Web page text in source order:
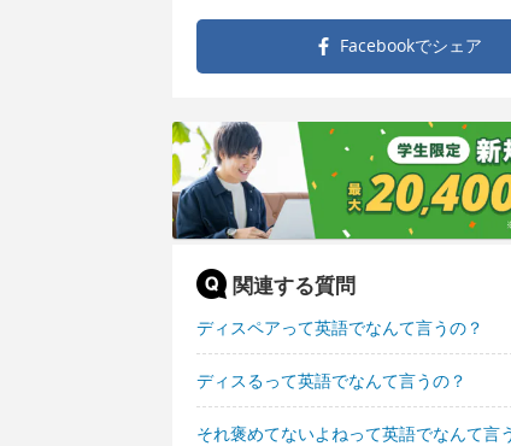
Facebookでシェア
関連する質問
ディスペアって英語でなんて言うの？
ディスるって英語でなんて言うの？
それ褒めてないよねって英語でなんて言